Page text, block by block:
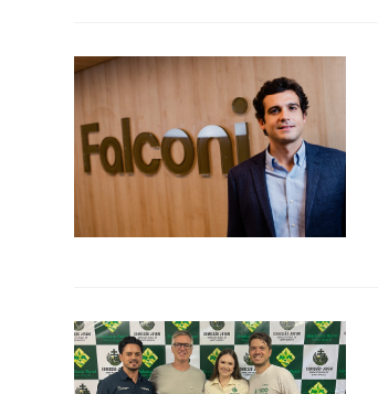
Membros
Liberali
Netrin
Consulting